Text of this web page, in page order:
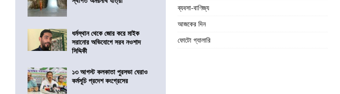
ধর্মস্থান থেকে জোর করে মাইক
সরানোর অভিযোগে সরব নওশাদ
সিদ্দিকী
১৩ আগস্ট কলকাতা পুরসভা ঘেরাও
কর্মসূচি প্রদেশ কংগ্রেসের
ব্যবসা-বাণিজ্য
আজকের দিন
ফোটো গ্যালারি